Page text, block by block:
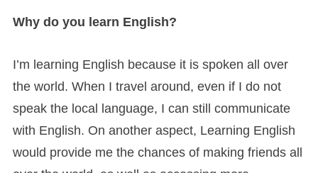
Why do you learn English?
I’m learning English because it is spoken all over
the world. When I travel around, even if I do not
speak the local language, I can still communicate
with English. On another aspect, Learning English
would provide me the chances of making friends all